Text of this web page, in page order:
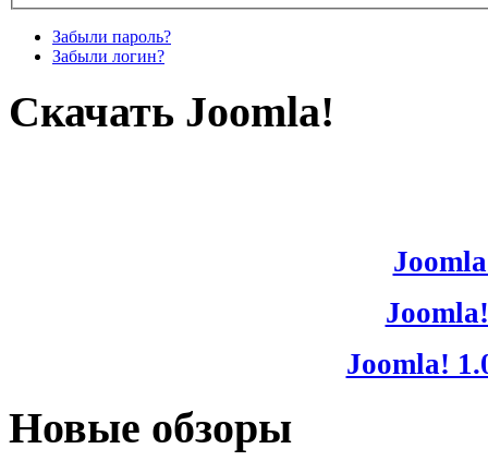
Забыли пароль?
Забыли логин?
Скачать Joomla!
Joomla!
Новые обзоры